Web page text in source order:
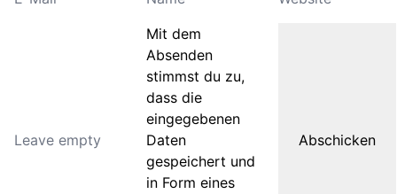
Mit dem
Absenden
stimmst du zu,
dass die
eingegebenen
Daten
gespeichert und
in Form eines